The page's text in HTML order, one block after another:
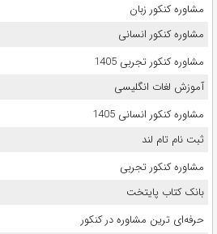
مشاوره کنکور زبان
مشاوره کنکور انسانی
مشاوره کنکور تجربی 1405
آموزش لغات انگلیسی
مشاوره کنکور انسانی 1405
ثبت نام تام لند
مشاوره کنکور تجربی
بانک کتاب پایتخت
حرفه‌ای ترین مشاوره در کنکور